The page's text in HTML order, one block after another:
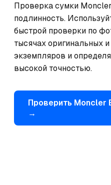
Проверка сумки
подлинность.
быстрой проверки по
тысячах оригинальных
экземпляров и
высокой точностью.
Проверить Moncler
→